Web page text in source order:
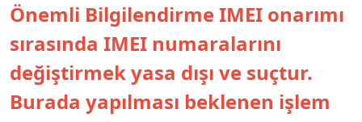
Önemli Bilgilendirme IMEI onarımı
sırasında IMEI numaralarını
değiştirmek yasa dışı ve suçtur.
Burada yapılması beklenen işlem